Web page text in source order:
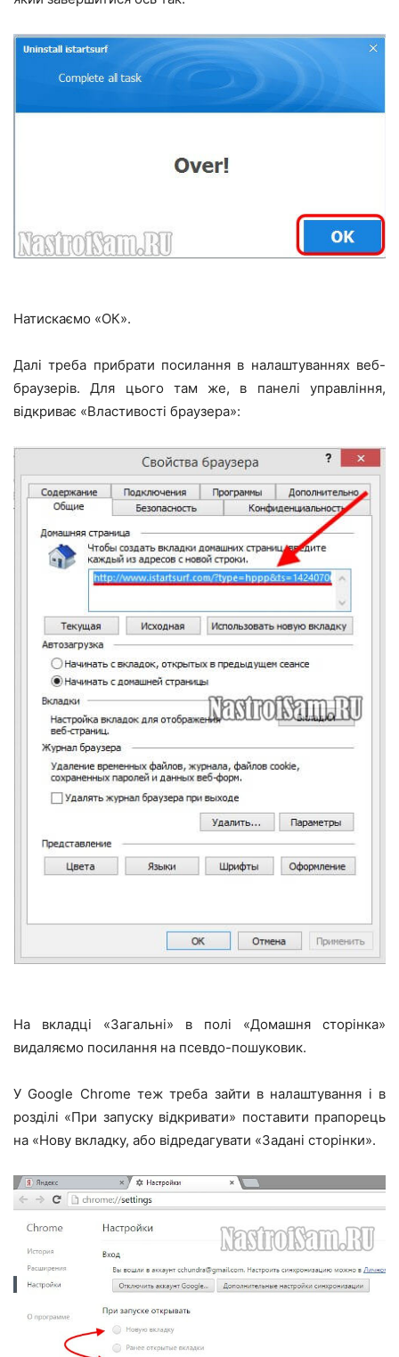
Натискаємо «ОК».
Далі треба прибрати посилання в налаштуваннях веб-
браузерів. Для цього там же, в панелі управління,
відкриває «Властивості браузера»:
На вкладці «Загальні» в полі «Домашня сторінка»
видаляємо посилання на псевдо-пошуковик.
У Google Chrome теж треба зайти в налаштування і в
розділі «При запуску відкривати» поставити прапорець
на «Нову вкладку, або відредагувати «Задані сторінки».